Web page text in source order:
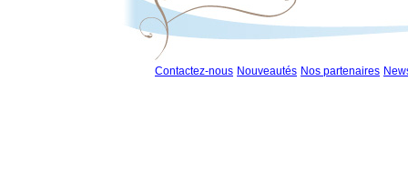
Contactez-nous Nouveautés Nos partenaires